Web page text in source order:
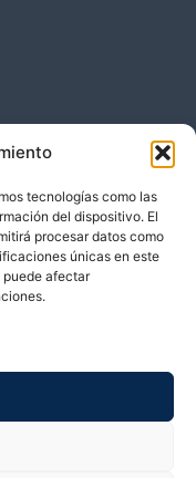
tecnologías como las
del dispositivo. El
procesar datos como
únicas en este
puede afectar
mucho el